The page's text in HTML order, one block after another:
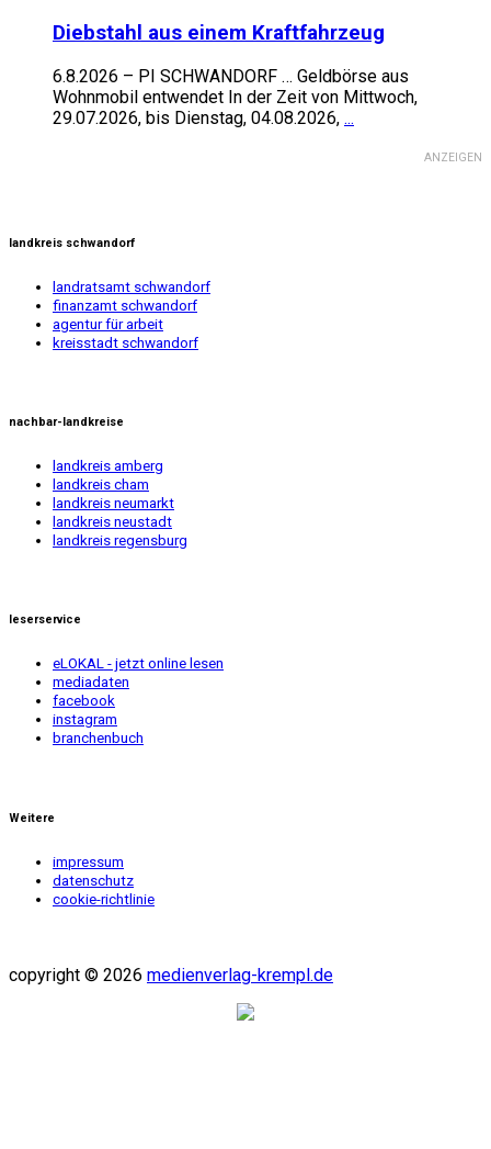
Diebstahl aus einem Kraftfahrzeug
6.8.2026 – PI SCHWANDORF … Geldbörse aus
Wohnmobil entwendet In der Zeit von Mittwoch,
29.07.2026, bis Dienstag, 04.08.2026, ...
ANZEIGEN
landkreis schwandorf
landratsamt schwandorf
finanzamt schwandorf
agentur für arbeit
kreisstadt schwandorf
nachbar-landkreise
landkreis amberg
landkreis cham
landkreis neumarkt
landkreis neustadt
landkreis regensburg
leserservice
eLOKAL - jetzt online lesen
mediadaten
facebook
instagram
branchenbuch
Weitere
impressum
datenschutz
cookie-richtlinie
copyright © 2026 medienverlag-krempl.de